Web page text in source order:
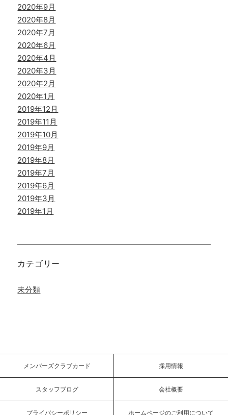
2020年9月
2020年8月
2020年7月
2020年6月
2020年4月
2020年3月
2020年2月
2020年1月
2019年12月
2019年11月
2019年10月
2019年9月
2019年8月
2019年7月
2019年6月
2019年3月
2019年1月
カテゴリー
未分類
メンバーズクラブカード 採用情報
スタッフブログ 会社概要
プライバシーポリシー ホームページのご利用について